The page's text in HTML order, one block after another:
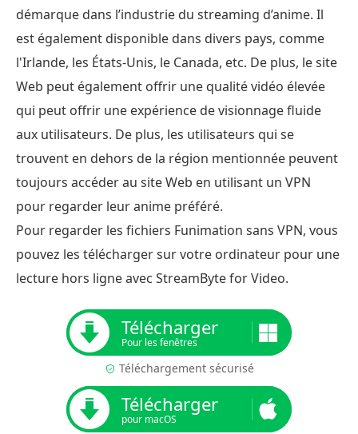
démarque dans l’industrie du streaming d’anime. Il
est également disponible dans divers pays, comme
l'Irlande, les États-Unis, le Canada, etc. De plus, le site
Web peut également offrir une qualité vidéo élevée
qui peut offrir une expérience de visionnage fluide
aux utilisateurs. De plus, les utilisateurs qui se
trouvent en dehors de la région mentionnée peuvent
toujours accéder au site Web en utilisant un VPN
pour regarder leur anime préféré.
Pour regarder les fichiers Funimation sans VPN, vous
pouvez les télécharger sur votre ordinateur pour une
lecture hors ligne avec StreamByte for Video.
Télécharger
Pour les fenêtres
Téléchargement sécurisé
Télécharger
pour macOS